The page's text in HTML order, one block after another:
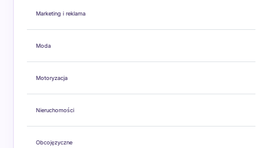
Marketing i reklama
Moda
Motoryzacja
Nieruchomości
Obcojęzyczne